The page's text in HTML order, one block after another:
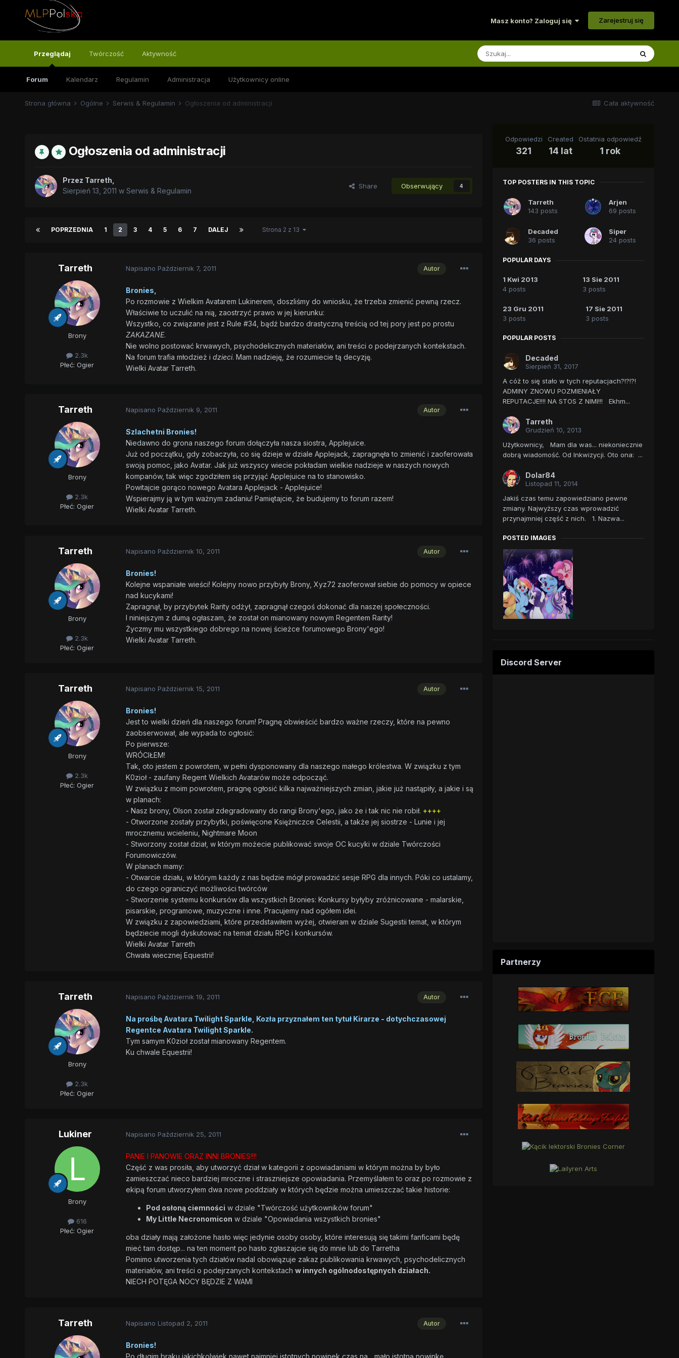
Masz konto? Zaloguj się Zarejestruj się
Przeglądaj
Forum Kalendarz Regulamin Administracja Użytkownicy online
Twórczość Aktywność
Cała aktywność
Strona główna Ogólne Serwis & Regulamin Ogłoszenia od administracji
Ogłoszenia od administracji
Przez Tarreth
Sierpień 13, 2011 w Serwis & Regulamin
Share Obserwujący 4
POPRZEDNIA 1 2 3 4 5 6 7 DALEJ Strona 2 z 13
Tarreth
Brony
2.3k
Płeć: Ogier
Autor
Napisano Październik 7, 2011
Bronies,
Po rozmowie z Wielkim Avatarem Lukinerem, doszliśmy do wniosku, że trzeba zmienić pewną rzecz.
Właściwie to uczulić na nią, zaostrzyć prawo w jej kierunku:
Wszystko, co związane jest z Rule #34, bądź bardzo drastyczną treścią od tej pory jest po prostu
ZAKAZANE.
Nie wolno postować krwawych, psychodelicznych materiałów, ani treści o podejrzanych kontekstach.
Na forum trafia młodzież i dzieci. Mam nadzieję, że rozumiecie tą decyzję.
Wielki Avatar Tarreth.
Tarreth
Brony
2.3k
Płeć: Ogier
Autor
Napisano Październik 9, 2011
Szlachetni Bronies!
Niedawno do grona naszego forum dołączyła nasza siostra, Applejuice.
Już od początku, gdy zobaczyła, co się dzieje w dziale Applejack, zapragnęła to zmienić i zaoferowała
swoją pomoc, jako Avatar. Jak już wszyscy wiecie pokładam wielkie nadzieje w naszych nowych
kompanów, tak więc zgodziłem się przyjąć Applejuice na to stanowisko.
Powitajcie gorąco nowego Avatara Applejack - Applejuice!
Wspierajmy ją w tym ważnym zadaniu! Pamiętajcie, że budujemy to forum razem!
Wielki Avatar Tarreth.
Tarreth
Brony
2.3k
Płeć: Ogier
Autor
Napisano Październik 10, 2011
Bronies!
Kolejne wspaniałe wieści! Kolejny nowo przybyły Brony, Xyz72 zaoferował siebie do pomocy w opiece
nad kucykami!
Zapragnął, by przybytek Rarity odżył, zapragnął czegoś dokonać dla naszej społeczności.
I niniejszym z dumą ogłaszam, że został on mianowany nowym Regentem Rarity!
Życzmy mu wszystkiego dobrego na nowej ścieżce forumowego Brony'ego!
Wielki Avatar Tarreth.
Tarreth
Brony
2.3k
Płeć: Ogier
Autor
Napisano Październik 15, 2011
Bronies!
Jest to wielki dzień dla naszego forum! Pragnę obwieścić bardzo ważne rzeczy, które na pewno
zaobserwował, ale wypada to ogłosić:
Po pierwsze:
WRÓCIŁEM!
Tak, oto jestem z powrotem, w pełni dysponowany dla naszego małego królestwa. W związku z tym
K0zioł - zaufany Regent Wielkich Avatarów może odpocząć.
W związku z moim powrotem, pragnę ogłosić kilka najważniejszych zmian, jakie już nastąpiły, a jakie i są
w planach:
- Nasz brony, Olson został zdegradowany do rangi Brony'ego, jako że i tak nic nie robił. ++++
- Otworzone zostały przybytki, poświęcone Księżniczce Celestii, a także jej siostrze - Lunie i jej
mrocznemu wcieleniu, Nightmare Moon
- Stworzony został dział, w którym możecie publikować swoje OC kucyki w dziale Twórczości
Forumowiczów.
W planach mamy:
- Otwarcie działu, w którym każdy z nas będzie mógł prowadzić sesje RPG dla innych. Póki co ustalamy,
do czego ograniczyć możliwości twórców
- Stworzenie systemu konkursów dla wszystkich Bronies: Konkursy byłyby zróżnicowane - malarskie,
pisarskie, programowe, muzyczne i inne. Pracujemy nad ogółem idei.
W związku z zapowiedziami, które przedstawiłem wyżej, otwieram w dziale Sugestii temat, w którym
będziecie mogli dyskutować na temat działu RPG i konkursów.
Wielki Avatar Tarreth
Chwała wiecznej Equestrii!
Tarreth
Brony
2.3k
Płeć: Ogier
Autor
Napisano Październik 19, 2011
Na prośbę Avatara Twilight Sparkle, Kozła przyznałem ten tytuł Kirarze - dotychczasowej
Regentce Avatara Twilight Sparkle.
Tym samym K0zioł został mianowany Regentem.
Ku chwale Equestrii!
Lukiner
Brony
616
Płeć: Ogier
Napisano Październik 25, 2011
PANIE I PANOWIE ORAZ INNI BRONIES!!!!
Część z was prosiła, aby utworzyć dział w kategorii z opowiadaniami w którym można by było
zamieszczać nieco bardziej mroczne i straszniejsze opowiadania. Przemyślałem to oraz po rozmowie z
ekipą forum utworzyłem dwa nowe poddziały w których będzie można umieszczać takie historie:
Pod osłoną ciemności w dziale "Twórczość użytkowników forum"
My Little Necronomicon w dziale "Opowiadania wszystkich bronies"
oba działy mają założone hasło więc jedynie osoby osoby, które interesują się takimi fanficami będę
mieć tam dostęp... na ten moment po hasło zgłaszajcie się do mnie lub do Tarretha
Pomimo utworzenia tych działów nadal obowiązuje zakaz publikowania krwawych, psychodelicznych
materiałów, ani treści o podejrzanych kontekstach w innych ogólnodostępnych działach.
NIECH POTĘGA NOCY BĘDZIE Z WAMI
Tarreth Autor
Napisano Listopad 2, 2011
Bronies!
Po długim braku jakichkolwiek nawet najmniej istotnych nowinek czas na... mało istotną nowinkę.
Odpowiedzi
321
Created
14 lat
Ostatnia odpowiedź
1 rok
TOP POSTERS IN THIS TOPIC
Tarreth
143 posts
Arjen
69 posts
Decaded
36 posts
Siper
24 posts
POPULAR DAYS
1 Kwi 2013
4 posts
13 Sie 2011
3 posts
23 Gru 2011
3 posts
17 Sie 2011
3 posts
POPULAR POSTS
Decaded
Sierpień 31, 2017
A cóż to się stało w tych reputacjach?!?!?!
ADMINY ZNOWU POZMIENIAŁY
REPUTACJE!!!! NA STOS Z NIMI!!! Ekhm...
Tarreth
Grudzień 10, 2013
Użytkownicy, Mam dla was... niekoniecznie
dobrą wiadomość. Od Inkwizycji. Oto ona: ...
Dolar84
Listopad 11, 2014
Jakiś czas temu zapowiedziano pewne
zmiany. Najwyższy czas wprowadzić
przynajmniej część z nich. 1. Nazwa...
POSTED IMAGES
Discord Server
Partnerzy